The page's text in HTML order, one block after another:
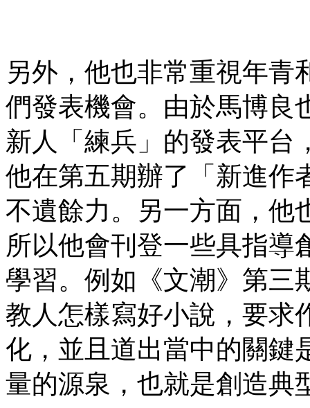
另外，他也非常重視年青
們發表機會。由於馬博良
新人「練兵」的發表平台
他在第五期辦了「新進作
不遺餘力。另一方面，他
所以他會刊登一些具指導
學習。例如《文潮》第三
教人怎樣寫好小說，要求
化，並且道出當中的關鍵
量的源泉，也就是創造典